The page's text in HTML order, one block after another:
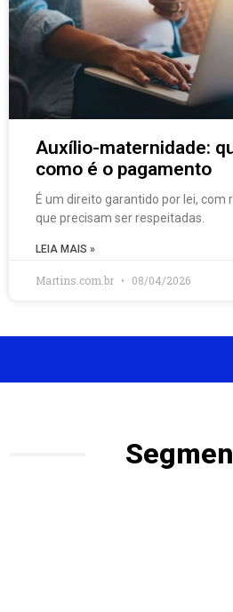
Auxílio-maternidade:
como é o pagamento
É um direito garantido por lei, com
que precisam ser respeitadas.
LEIA MAIS »
Martins.com.br 08/04/2026